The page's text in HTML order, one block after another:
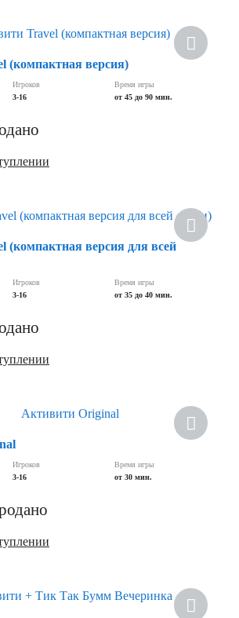
(компактная версия)
Игроков
3-16
Время игры
от 45 до 90 мин.
(компактная версия для всей
Игроков
3-16
Время игры
от 35 до 40 мин.
Игроков
3-16
Время игры
от 30 мин.